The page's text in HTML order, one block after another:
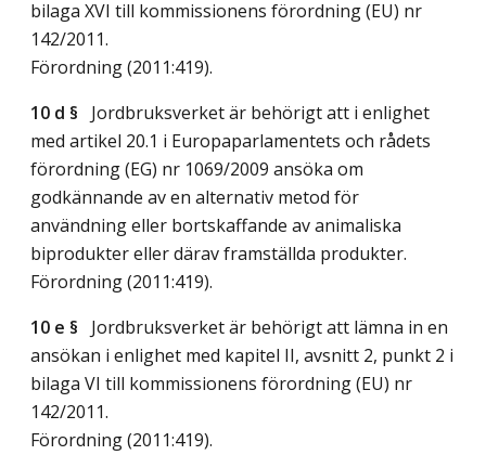
bilaga XVI till kommissionens förordning (EU) nr
142/2011.
Förordning (2011:419).
10 d § Jordbruksverket är behörigt att i enlighet
med artikel 20.1 i Europaparlamentets och rådets
förordning (EG) nr 1069/2009 ansöka om
godkännande av en alternativ metod för
användning eller bortskaffande av animaliska
biprodukter eller därav framställda produkter.
Förordning (2011:419).
10 e § Jordbruksverket är behörigt att lämna in en
ansökan i enlighet med kapitel II, avsnitt 2, punkt 2 i
bilaga VI till kommissionens förordning (EU) nr
142/2011.
Förordning (2011:419).